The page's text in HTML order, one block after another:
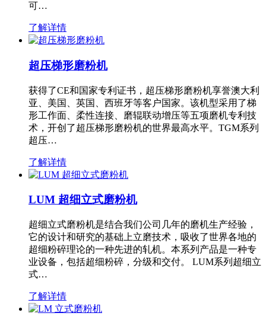
可…
了解详情
超压梯形磨粉机
获得了CE和国家专利证书，超压梯形磨粉机享誉澳大利
亚、美国、英国、西班牙等客户国家。该机型采用了梯
形工作面、柔性连接、磨辊联动增压等五项磨机专利技
术，开创了超压梯形磨粉机的世界最高水平。TGM系列
超压…
了解详情
LUM 超细立式磨粉机
超细立式磨粉机是结合我们公司几年的磨机生产经验，
它的设计和研究的基础上立磨技术，吸收了世界各地的
超细粉碎理论的一种先进的轧机。本系列产品是一种专
业设备，包括超细粉碎，分级和交付。 LUM系列超细立
式…
了解详情